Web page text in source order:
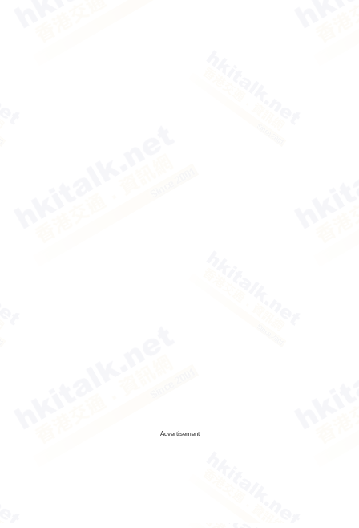
Advertisement